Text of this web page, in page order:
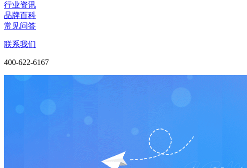
行业资讯
品牌百科
常见问答
联系我们
400-622-6167